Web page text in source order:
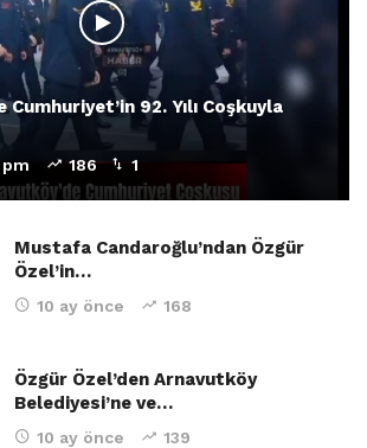
Cumhuriyet’in 92. Yılı Coşkuyla
186 1
Mustafa Candaroğlu’ndan Özgür
Özel’in…
10 ay önce 168
Özgür Özel’den Arnavutköy
Belediyesi’ne ve…
10 ay önce 139